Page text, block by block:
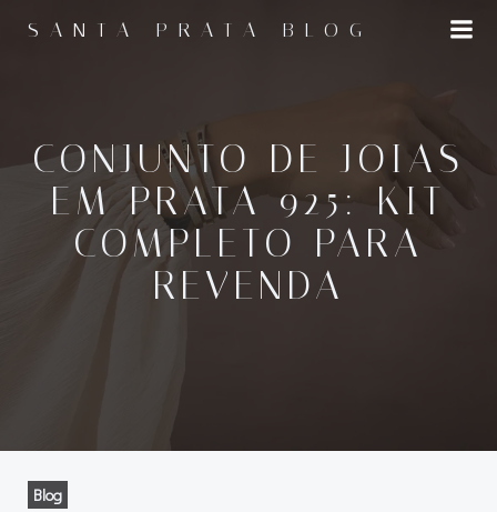
para
SANTA PRATA BLOG
CONJUNTO DE JOIAS
EM PRATA 925: KIT
COMPLETO PARA
REVENDA
Blog